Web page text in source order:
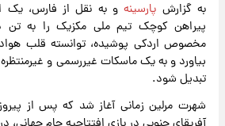
به گزارش پارسینهو به نقل از فارس، یک
پیراهن کوچک تیم ملی مکزیک را به تن
مخصوص اردکی پوشیده، توانسته قلب
بیاورد و به یک ماسکات غیررسمی و
تبدیل شود.